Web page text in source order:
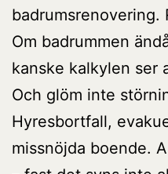
badrumsrenovering.
Om badrummen
kanske kalkylen ser
Och glöm inte
Hyresbortfall,
missnöjda boende.